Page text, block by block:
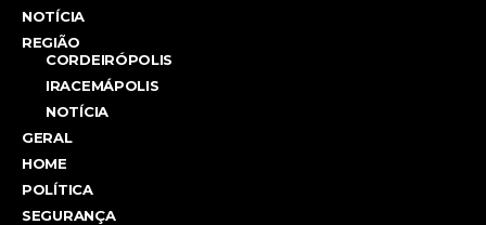
NOTÍCIA
REGIÃO
CORDEIRÓPOLIS
IRACEMÁPOLIS
NOTÍCIA
GERAL
HOME
POLÍTICA
SEGURANÇA